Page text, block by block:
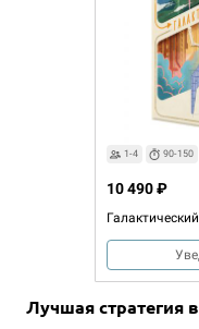
1-4 90-150
10 490 ₽
Лучшая стратегия